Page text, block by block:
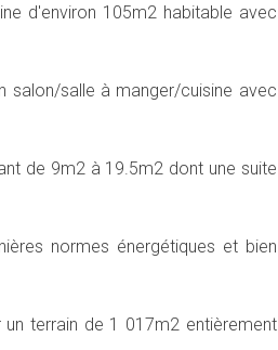
d'environ 105m2 habitable avec
salon/salle à manger/cuisine avec
de 9m2 à 19.5m2 dont une suite
normes énergétiques et bien
terrain de 1 017m2 entièrement